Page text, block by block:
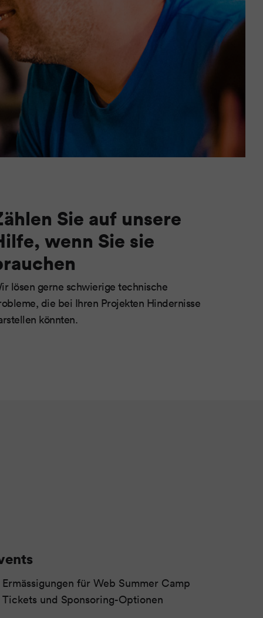
Sie auf unsere
wenn Sie sie
lösen gerne schwierige technische
die bei Ihren Projekten Hindernisse
könnten.
Ermässigungen für Web Summer Camp
Tickets und Sponsoring-Optionen